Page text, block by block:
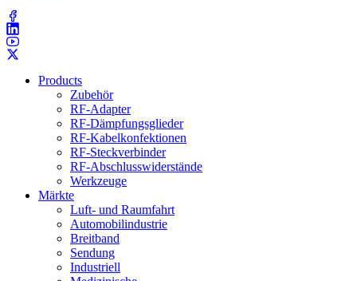
Products
Zubehör
RF-Adapter
RF-Dämpfungsglieder
RF-Kabelkonfektionen
RF-Steckverbinder
RF-Abschlusswiderstände
Werkzeuge
Märkte
Luft- und Raumfahrt
Automobilindustrie
Breitband
Sendung
Industriell